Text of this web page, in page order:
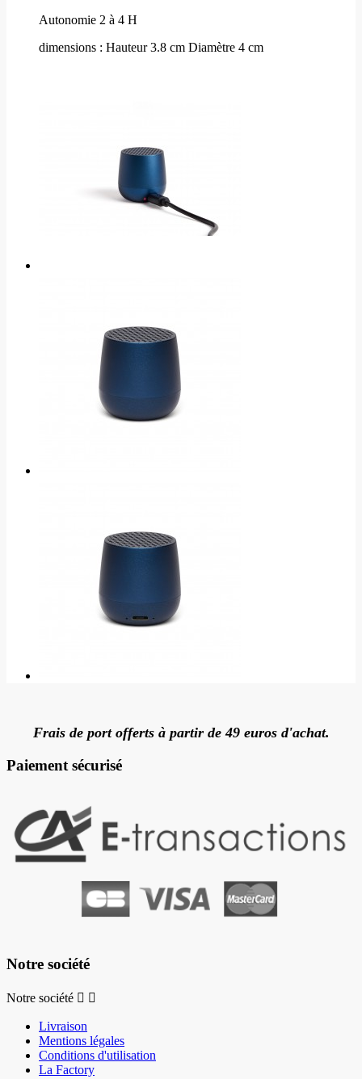
Autonomie 2 à 4 H
dimensions : Hauteur 3.8 cm Diamètre 4 cm
Frais de port offerts à partir de 49 euros d'achat.
Paiement sécurisé
Notre société
Notre société  
Livraison
Mentions légales
Conditions d'utilisation
La Factory